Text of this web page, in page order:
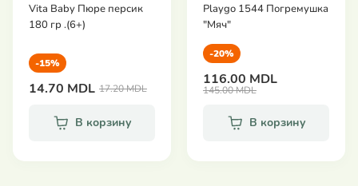
Vita Baby Пюре персик
180 гр .(6+)
-15%
14.70 MDL 17.20 MDL
В корзину
Playgo 1544 Погремушка
"Мяч"
-20%
116.00 MDL
145.00 MDL
В корзину